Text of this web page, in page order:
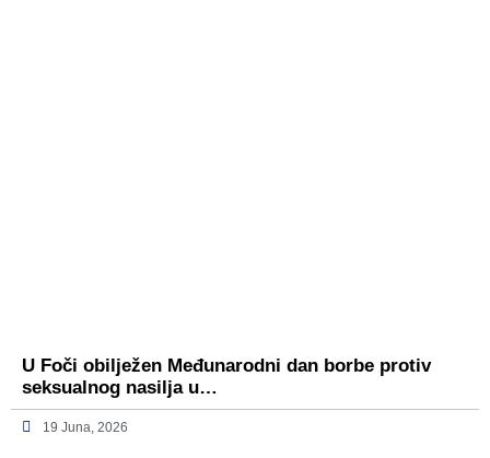
U Foči obilježen Međunarodni dan borbe protiv
seksualnog nasilja u…
19 Juna, 2026